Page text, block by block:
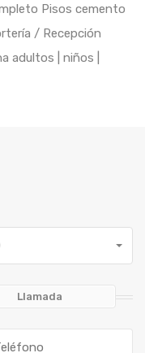
Pisos cemento
/ Recepción
adultos | niños |
Llamada